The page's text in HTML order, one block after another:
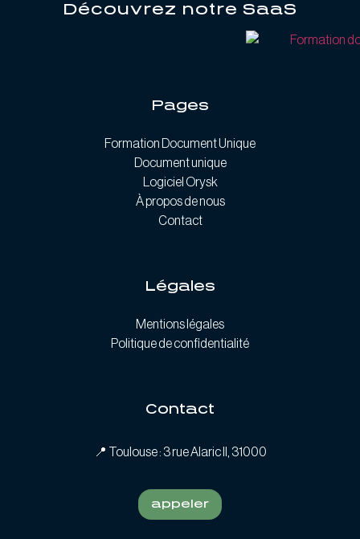
Découvrez notre SaaS
Pages
Formation Document Unique
Document unique
Logiciel Orysk
À propos de nous
Contact
Légales
Mentions légales
Politique de confidentialité
Contact
📍 Toulouse : 3 rue Alaric II, 31000
appeler